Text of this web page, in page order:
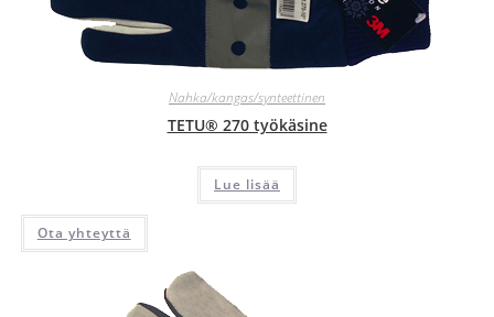
Nahka/kangas/synteettinen
TETU® 270 työkäsine
Lue lisää
Ota yhteyttä